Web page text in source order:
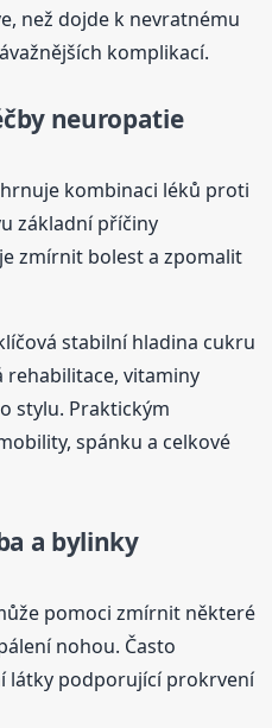
než dojde k nevratnému
komplikací.
neuropatie
kombinaci léků proti
základní příčiny
zmírnit bolest a zpomalit
stabilní hladina cukru
rehabilitace, vitaminy
stylu. Praktickým
spánku a celkové
a bylinky
pomoci zmírnit některé
nohou. Často
látky podporující prokrvení